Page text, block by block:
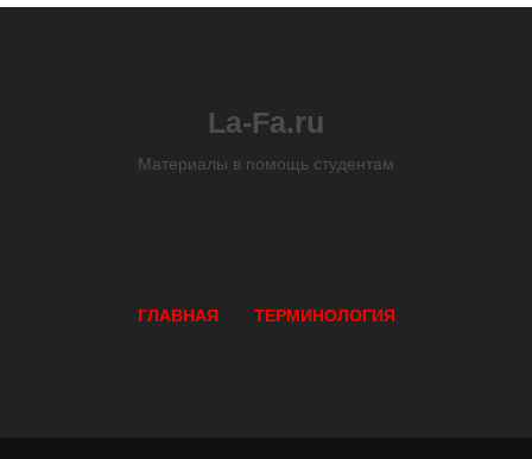
La-Fa.ru
Материалы в помощь студентам
ГЛАВНАЯ ТЕРМИНОЛОГИЯ